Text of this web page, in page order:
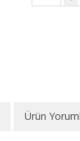
Ürün